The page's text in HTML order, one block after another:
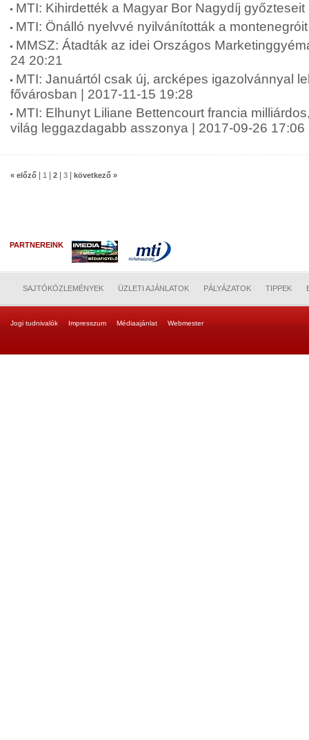
MTI: Kihirdették a Magyar Bor Nagydíj
MTI: Önálló nyelvvé nyilvánították a
MMSZ: Átadták az idei Országos
24 20:21
MTI: Januártól csak új, arcképes igazolvánnyal
fővárosban | 2017-11-15 19:28
MTI: Elhunyt Liliane Bettencourt francia
világ leggazdagabb asszonya | 2017-09-26 17:06
« előző 1 2 3 következő »
PARTNEREINK
SAJTÓKÖZLEMÉNYEK ÜZLETI AJÁNLATOK PÁLYÁZATOK TIPPEK
Jogi tudnivalók Impresszum Médiaajánlat Webmester